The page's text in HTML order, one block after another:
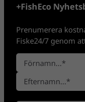
+FishEco
Prenumerera
Fiske24/7 genom
N
a
n
F
ö
r